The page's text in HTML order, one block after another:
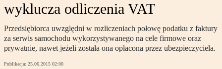
wyklucza odliczenia VAT
Przedsiębiorca uwzględni w rozliczeniach połowę podatku z faktury
za serwis samochodu wykorzystywanego na cele firmowe oraz
prywatnie, nawet jeżeli została ona opłacona przez ubezpieczyciela.
Publikacja: 25.06.2015 02:00